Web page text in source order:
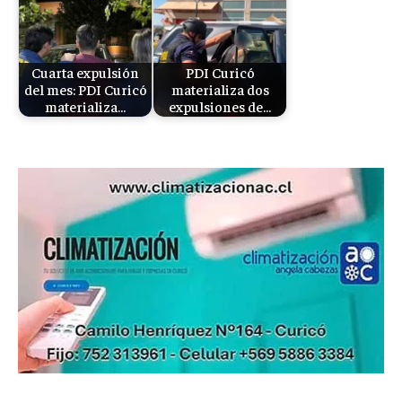
Cuarta expulsión
del mes: PDI Curicó
materializa…
PDI Curicó
materializa dos
expulsiones de…